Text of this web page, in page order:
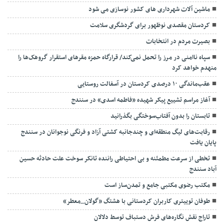
ماشین آلات شهرداری های کشور نوسازی می شود
کردستان مقصدی نوظهور برای گردشگری سلامت
بصیرت مردم در انتخابات
سپاه ناامنی در مرز را تحمل نمی‌کند/ قرارگاه حمزه مقرهای استقرار گروهک‌ها را
منهدم خواهد کرد
عقب‌ماندگی ۱۰ درصدی کردستان در آسفالت روستایی
آغاز مراسم تشییع پیکر شهیده «فاطمه اسدی» در سنندج
تابستان را بدون آفتاب‌سوختگی بگذرانید
رقابت‌های لیگ منطقه‌ای و چندجانبه کشتی آزاد و فرنگی نوجوانان در سنندج
پایان یافت
تخطی از سرعت مطمئنه و بی احتیاطی راننده تانکر سوخت علت حادثه حسین
آباد سنندج
مکتب رضوی مکتبی جامع و تمدن‌ساز است
طوفان توییتری کاربران کردستانی با هشتگ «گولان_معطر»
تاراج نقش نگاره‌های فرش دستباف توسط دلالان